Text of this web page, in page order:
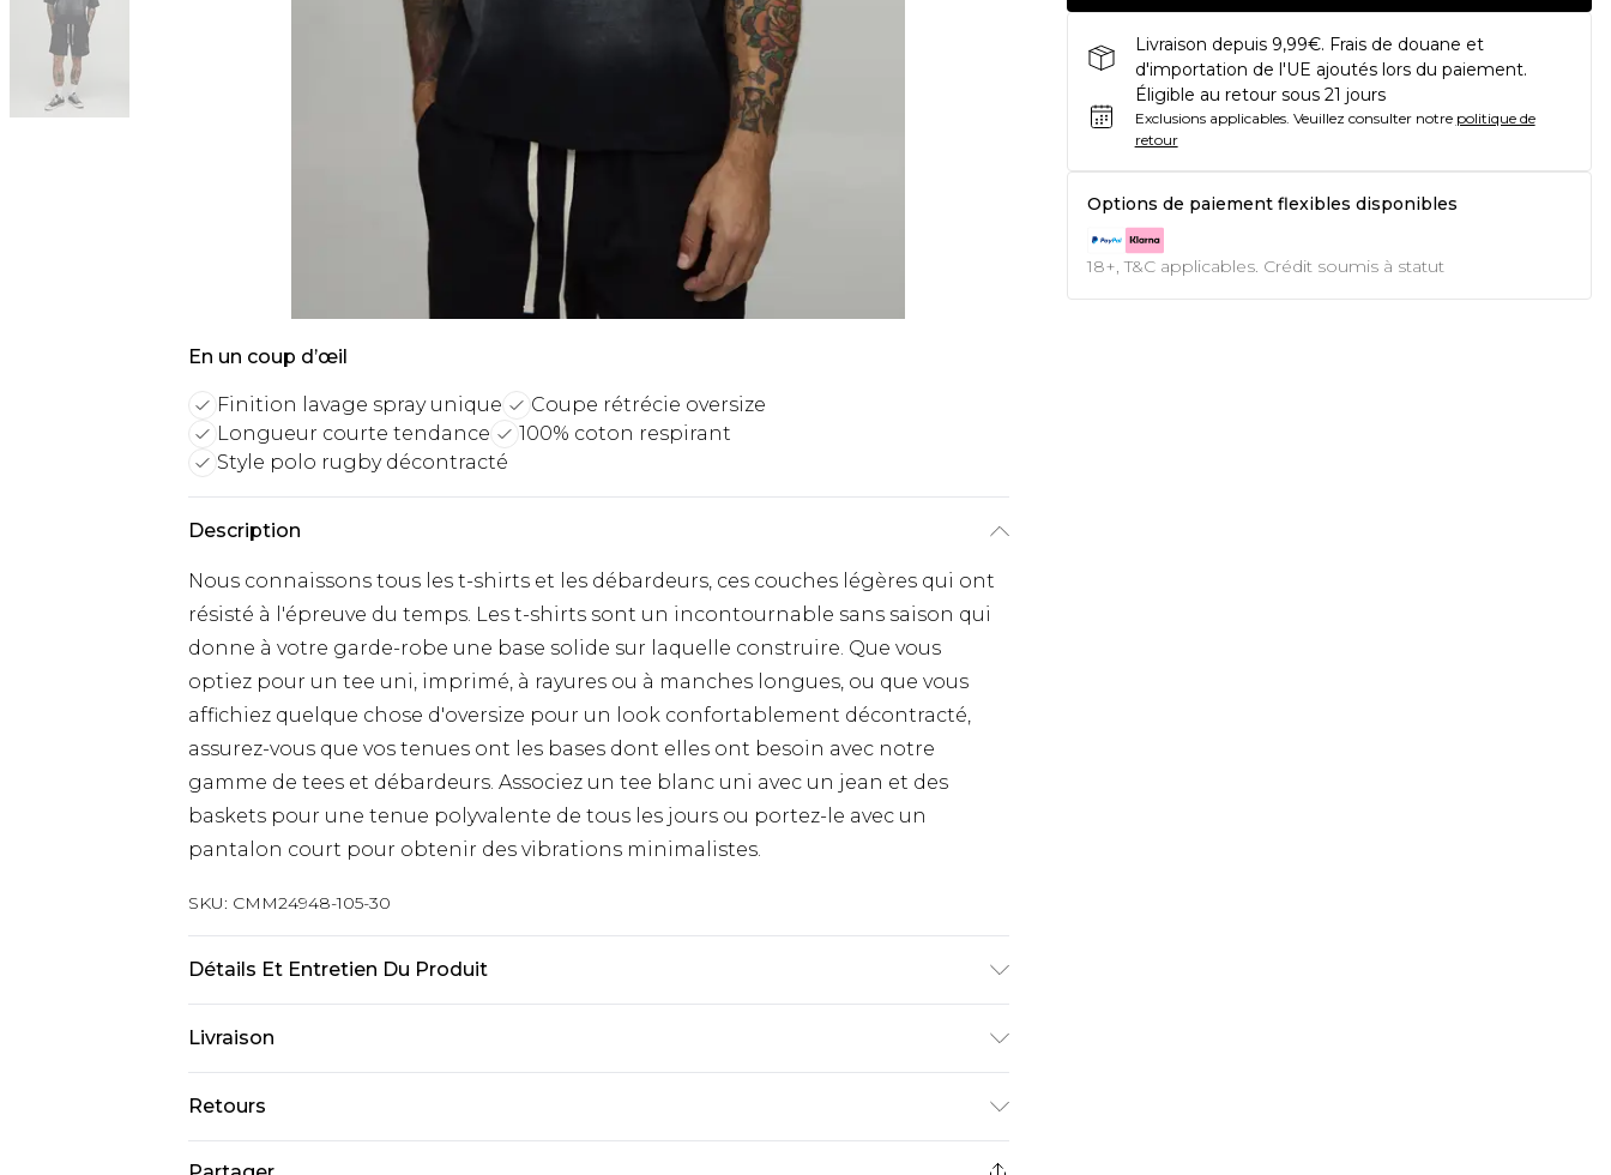
En un coup d’œil
Finition lavage spray unique
Coupe rétrécie oversize
Longueur courte tendance
100% coton respirant
Style polo rugby décontracté
Description
Nous connaissons tous les t-shirts et les débardeurs, ces couches légères qui ont
résisté à l'épreuve du temps. Les t-shirts sont un incontournable sans saison qui
donne à votre garde-robe une base solide sur laquelle construire. Que vous
optiez pour un tee uni, imprimé, à rayures ou à manches longues, ou que vous
affichiez quelque chose d'oversize pour un look confortablement décontracté,
assurez-vous que vos tenues ont les bases dont elles ont besoin avec notre
gamme de tees et débardeurs. Associez un tee blanc uni avec un jean et des
baskets pour une tenue polyvalente de tous les jours ou portez-le avec un
pantalon court pour obtenir des vibrations minimalistes.
SKU: CMM24948-105-30
Détails Et Entretien Du Produit
Livraison
Livraison standard France
€9.99
Retours
Livraison depuis 9,99€. Frais de douane et
d'importation de l'UE ajoutés lors du paiement.
Éligible au retour sous 21 jours
Exclusions applicables. Veuillez consulter notre politique de
retour
Options de paiement flexibles disponibles
18+, T&C applicables. Crédit soumis à statut